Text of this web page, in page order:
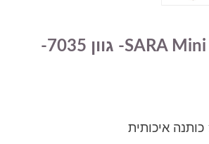
חוט כותנה- SARA Mini- גוון 7035-